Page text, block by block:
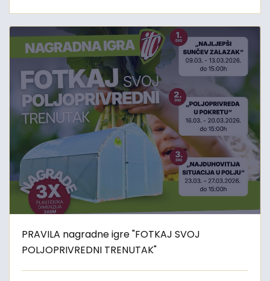
PRAVILA nagradne igre "FOTKAJ SVOJ
POLJOPRIVREDNI TRENUTAK"